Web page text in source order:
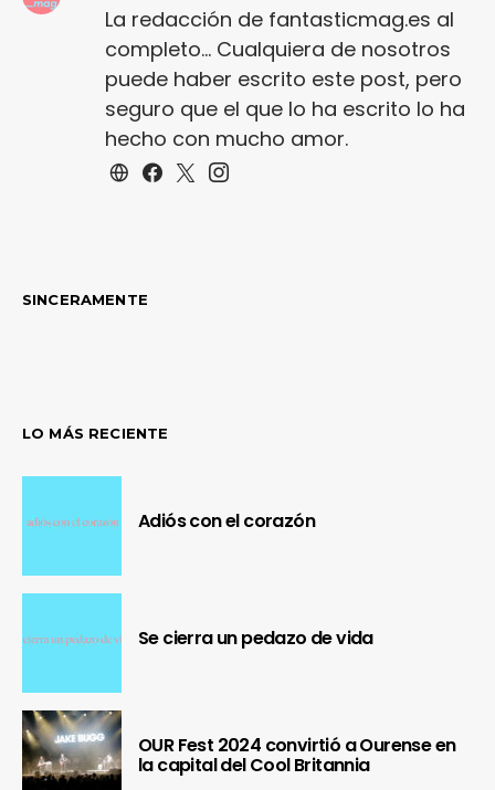
La redacción de fantasticmag.es al
completo... Cualquiera de nosotros
puede haber escrito este post, pero
seguro que el que lo ha escrito lo ha
hecho con mucho amor.
SINCERAMENTE
LO MÁS RECIENTE
Adiós con el corazón
Se cierra un pedazo de vida
OUR Fest 2024 convirtió a Ourense en
la capital del Cool Britannia